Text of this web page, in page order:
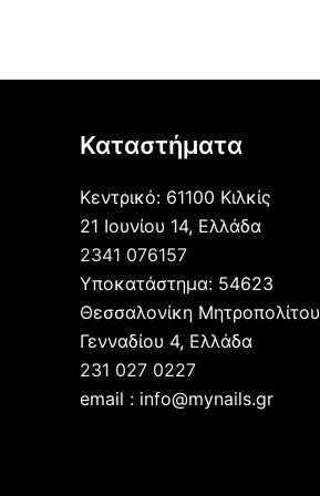
Καταστήματα
Κεντρικό: 61100 Κιλκίς
21 Ιουνίου 14, Ελλάδα
2341 076157
Υποκατάστημα: 54623
Θεσσαλονίκη Μητροπολίτου
Γενναδίου 4, Ελλάδα
231 027 0227
email : info@mynails.gr